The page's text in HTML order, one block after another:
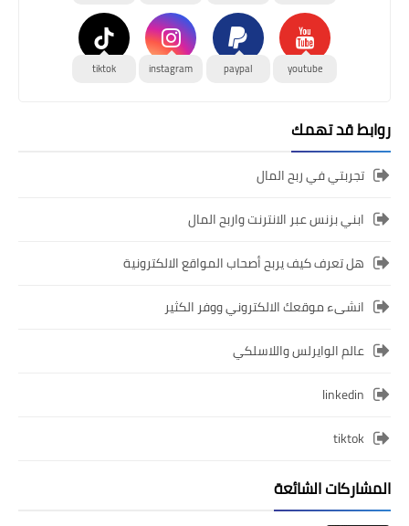
youtube
paypal
instagram
tiktok
روابط قد تهمك
تجربتي في ربح المال
ابني بزنس عبر الانترنت واربح المال
هل تعرف كيف يربح أصحاب المواقع الالكترونية
انشىء موقعك الالكتروني ووفر الكثير
عالم الوايرلس واللاسلكي
linkedin
tiktok
المشاركات الشائعة